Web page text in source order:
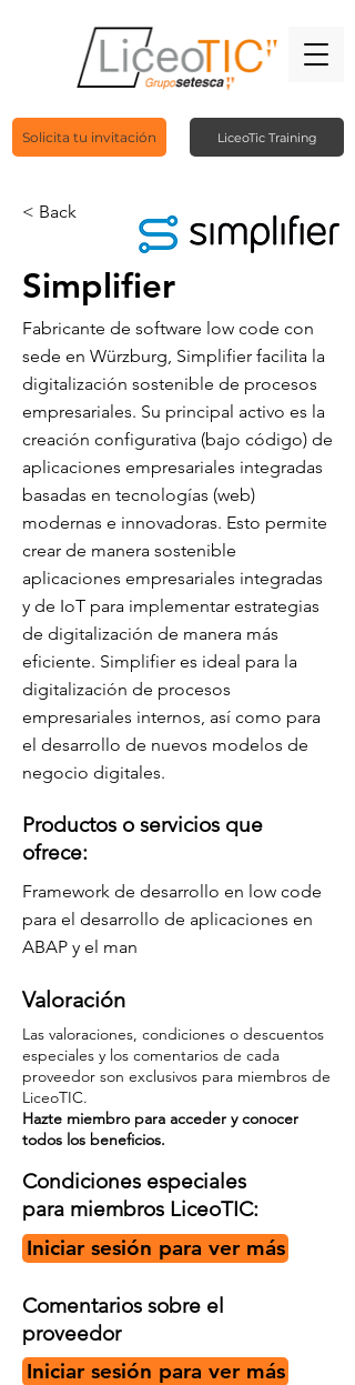
Solicita tu invitación LiceoTic Training
< Back
Simplifier
Fabricante de software low code con
sede en Würzburg, Simplifier facilita la
digitalización sostenible de procesos
empresariales. Su principal activo es la
creación configurativa (bajo código) de
aplicaciones empresariales integradas
basadas en tecnologías (web)
modernas e innovadoras. Esto permite
crear de manera sostenible
aplicaciones empresariales integradas
y de IoT para implementar estrategias
de digitalización de manera más
eficiente. Simplifier es ideal para la
digitalización de procesos
empresariales internos, así como para
el desarrollo de nuevos modelos de
negocio digitales.
Productos o servicios que
ofrece:
Framework de desarrollo en low code
para el desarrollo de aplicaciones en
ABAP y el man
Valoración
Las valoraciones, condiciones o descuentos
especiales y los comentarios de cada
proveedor son exclusivos para miembros de
LiceoTIC.
Hazte miembro para acceder y conocer
todos los beneficios.
Condiciones especiales
para miembros LiceoTIC:
Iniciar sesión para ver más
Comentarios sobre el
proveedor
Iniciar sesión para ver más